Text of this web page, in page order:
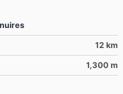
12 km
1,300 m